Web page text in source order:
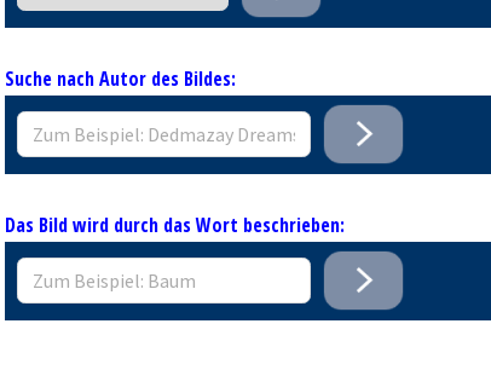
Suche nach Autor des Bildes:
Das Bild wird durch das Wort beschrieben: